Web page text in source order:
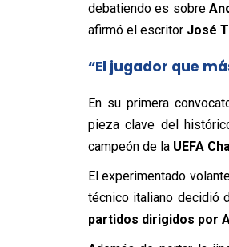
debatiendo es sobre
afirmó el escritor José
“El jugador que
En su primera
pieza clave del
campeón de la UEFA
El experimentado
técnico italiano decidió
partidos dirigidos por